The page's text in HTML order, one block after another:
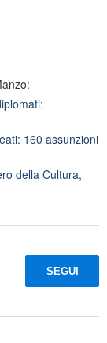
160 assunzioni
della Cultura,
SEGUI